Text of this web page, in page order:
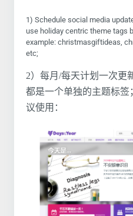
1) Schedule social media
use holiday centric theme tags
example: christmasgiftideas,
etc;
2）每月/每天计划一次更
都是一个单独的主题标
议使用：